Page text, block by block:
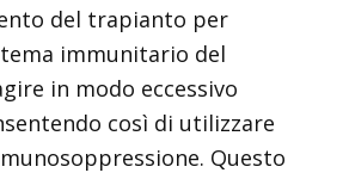
del trapianto per
immunitario del
in modo eccessivo
così di utilizzare
Questo